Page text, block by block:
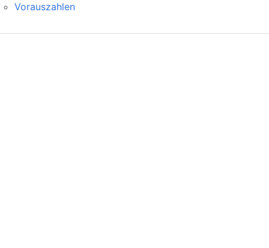
Vorauszahlen